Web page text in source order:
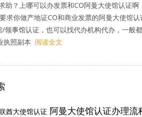
助？上哪可以办发票和CO阿曼大使馆认证
求你做产地证CO和商业发票的阿曼大使馆
领事馆认证，也可以找代办机构代办，一般
执照副本 阅读全文
酋大使馆认证 阿曼大使馆认证办理流